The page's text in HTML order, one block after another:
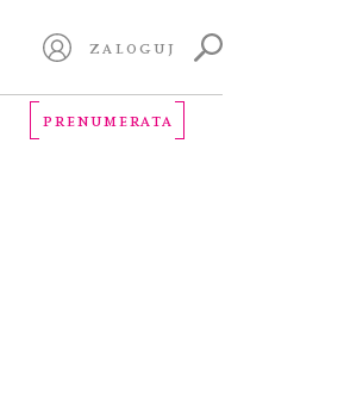
ZALOGUJ
PRENUMERATA